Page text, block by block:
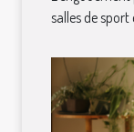
salles de sport